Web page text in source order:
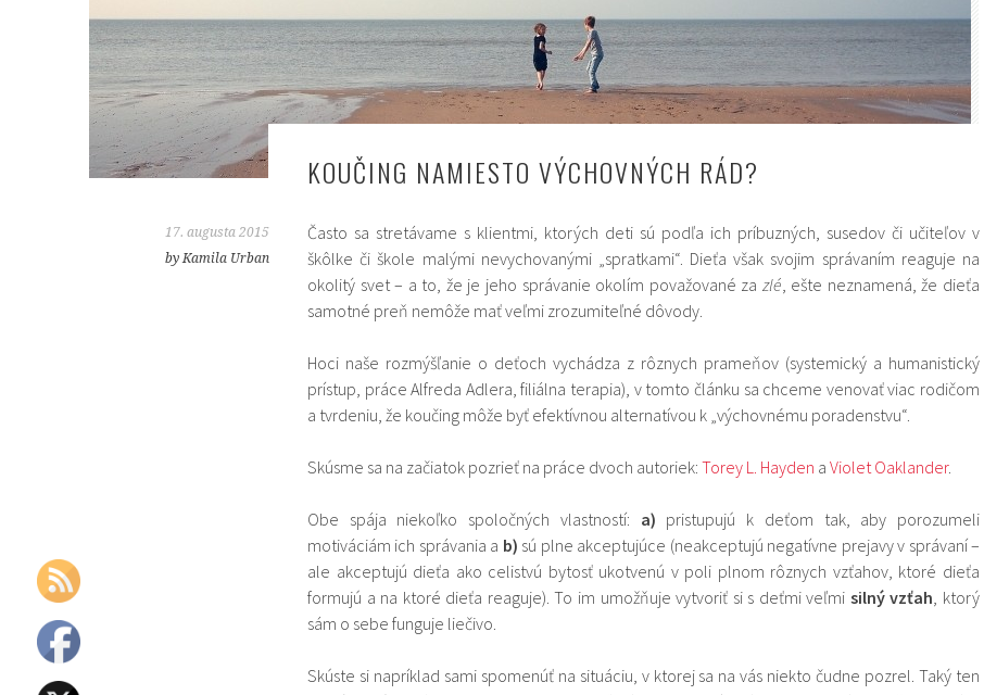
KOUČING NAMIESTO VÝCHOVNÝCH RÁD?
17. augusta 2015
by Kamila Urban
Často sa stretávame s klientmi, ktorých deti sú podľa ich príbuzných, susedov či učiteľov v
škôlke či škole malými nevychovanými „spratkami“. Dieťa však svojim správaním reaguje na
okolitý svet – a to, že je jeho správanie okolím považované za zlé, ešte neznamená, že dieťa
samotné preň nemôže mať veľmi zrozumiteľné dôvody.
Hoci naše rozmýšľanie o deťoch vychádza z rôznych prameňov (systemický a humanistický
prístup, práce Alfreda Adlera, filiálna terapia), v tomto článku sa chceme venovať viac rodičom
a tvrdeniu, že koučing môže byť efektívnou alternatívou k „výchovnému poradenstvu“.
Skúsme sa na začiatok pozrieť na práce dvoch autoriek: Torey L. Hayden a Violet Oaklander.
Obe spája niekoľko spoločných vlastností: a) pristupujú k deťom tak, aby porozumeli
motiváciám ich správania a b) sú plne akceptujúce (neakceptujú negatívne prejavy v správaní –
ale akceptujú dieťa ako celistvú bytosť ukotvenú v poli plnom rôznych vzťahov, ktoré dieťa
formujú a na ktoré dieťa reaguje). To im umožňuje vytvoriť si s deťmi veľmi silný vzťah, ktorý
sám o sebe funguje liečivo.
Skúste si napríklad sami spomenúť na situáciu, v ktorej sa na vás niekto čudne pozrel. Taký ten